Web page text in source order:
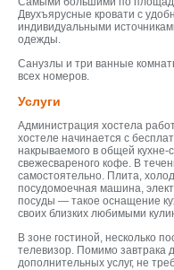
Двухъярусные кровати с
индивидуальными
одежды.
Санузлы и три ванные
всех номеров.
Услуги
Администрация хостела
хостеле начинается с
накрываемого в общей кухне-
свежесвареного кофе. В
самостоятельно. Плита,
посудомоечная машина,
посуды — такое оснащение
своих близких любимыми
В зоне гостиной, несколько
телевизор. Помимо завтрака
дополнительных услуг, не